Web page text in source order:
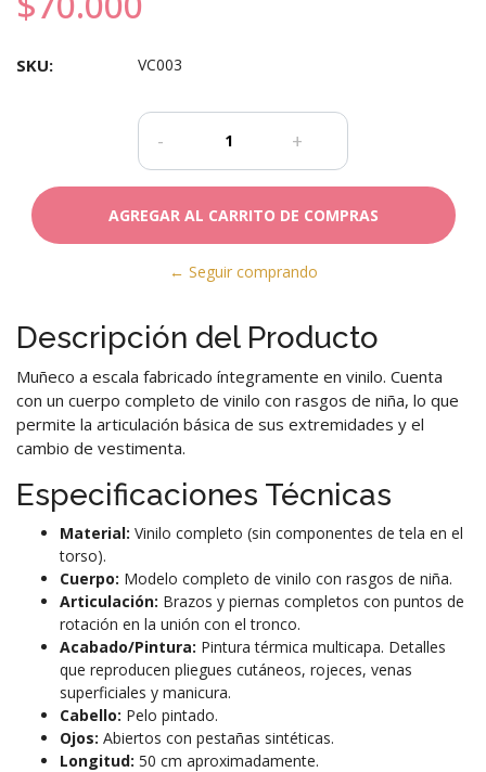
SKU: VC003
- +
← Seguir comprando
Descripción del Producto
Muñeco a escala fabricado íntegramente en vinilo. Cuenta
con un cuerpo completo de vinilo con rasgos de niña, lo que
permite la articulación básica de sus extremidades y el
cambio de vestimenta.
Especificaciones Técnicas
Material: Vinilo completo (sin componentes de tela en el
torso).
Cuerpo: Modelo completo de vinilo con rasgos de niña.
Articulación: Brazos y piernas completos con puntos de
rotación en la unión con el tronco.
Acabado/Pintura: Pintura térmica multicapa. Detalles
que reproducen pliegues cutáneos, rojeces, venas
superficiales y manicura.
Cabello: Pelo pintado.
Ojos: Abiertos con pestañas sintéticas.
Longitud: 50 cm aproximadamente.